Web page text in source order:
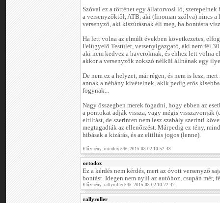
Szóval ez a történet egy állatorvosi ló,
a versenyzőktől, ATB, aki (finoman szólva) nincs a
versenyző, aki kiszúrásnak éli meg, ha bontásra
Ha lett volna az elmúlt években következetes,
Felügyelő Testület, versenyigazgató, aki nem fél
aki nem kedvez a haveroknak, és ehhez lett volna
akkor a versenyzők zokszó nélkül állnának egy
De nem ez a helyzet, már régen, és nem is lesz,
annak a néhány kivételnek, akik pedig erős
fogynak...
Nagy összegben merek fogadni, hogy ebben az
a pontokat adják vissza, vagy mégis visszavonják
eltiltást, de szerinten nem lesz szabály szerinti
megtagadták az ellenőrzést. Márpedig ez tény,
hibásak a kizárás, és az eltiltás jogos (lenne).
Előzmény: ortodox 546. 2015-08-02 10:52:48
ortodox
Ez a kérdés nem kérdés, mert az óvott versenyző
bontást. Idegen nem nyúl az autóhoz, csupán mér,
Előzmény: rallyroller 545. 2015-08-02 10:22:42
rallyroller